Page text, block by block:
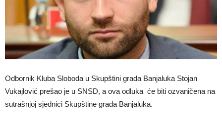
Odbornik Kluba Sloboda u Skupštini grada Banjaluka Stojan
Vukajlović prešao je u SNSD, a ova odluka će biti ozvaničena na
sutrašnjoj sjednici Skupštine grada Banjaluka.